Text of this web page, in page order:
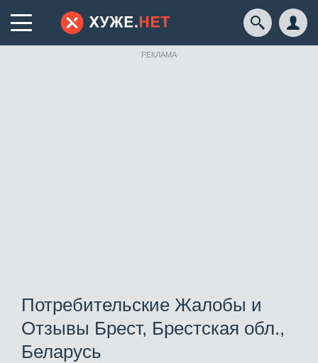
РЕКЛАМА
Потребительские Жалобы и
Отзывы Брест, Брестская обл.,
Беларусь